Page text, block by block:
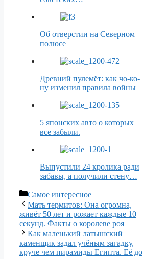
Об отверстии на Северном
полюсе
Древний пулемёт: как чо-ко-
ну изменил правила войны
5 японских авто о которых
все забыли.
Выпустили 24 кролика ради
забавы, а получили стену…
Рубрики
Самое интересное
Мать термитов: Она огромна,
живёт 50 лет и рожает каждые 10
секунд. Факты о королеве роя
Как маленький латышский
каменщик задал учёным загадку,
круче чем пирамиды Египта. Её до